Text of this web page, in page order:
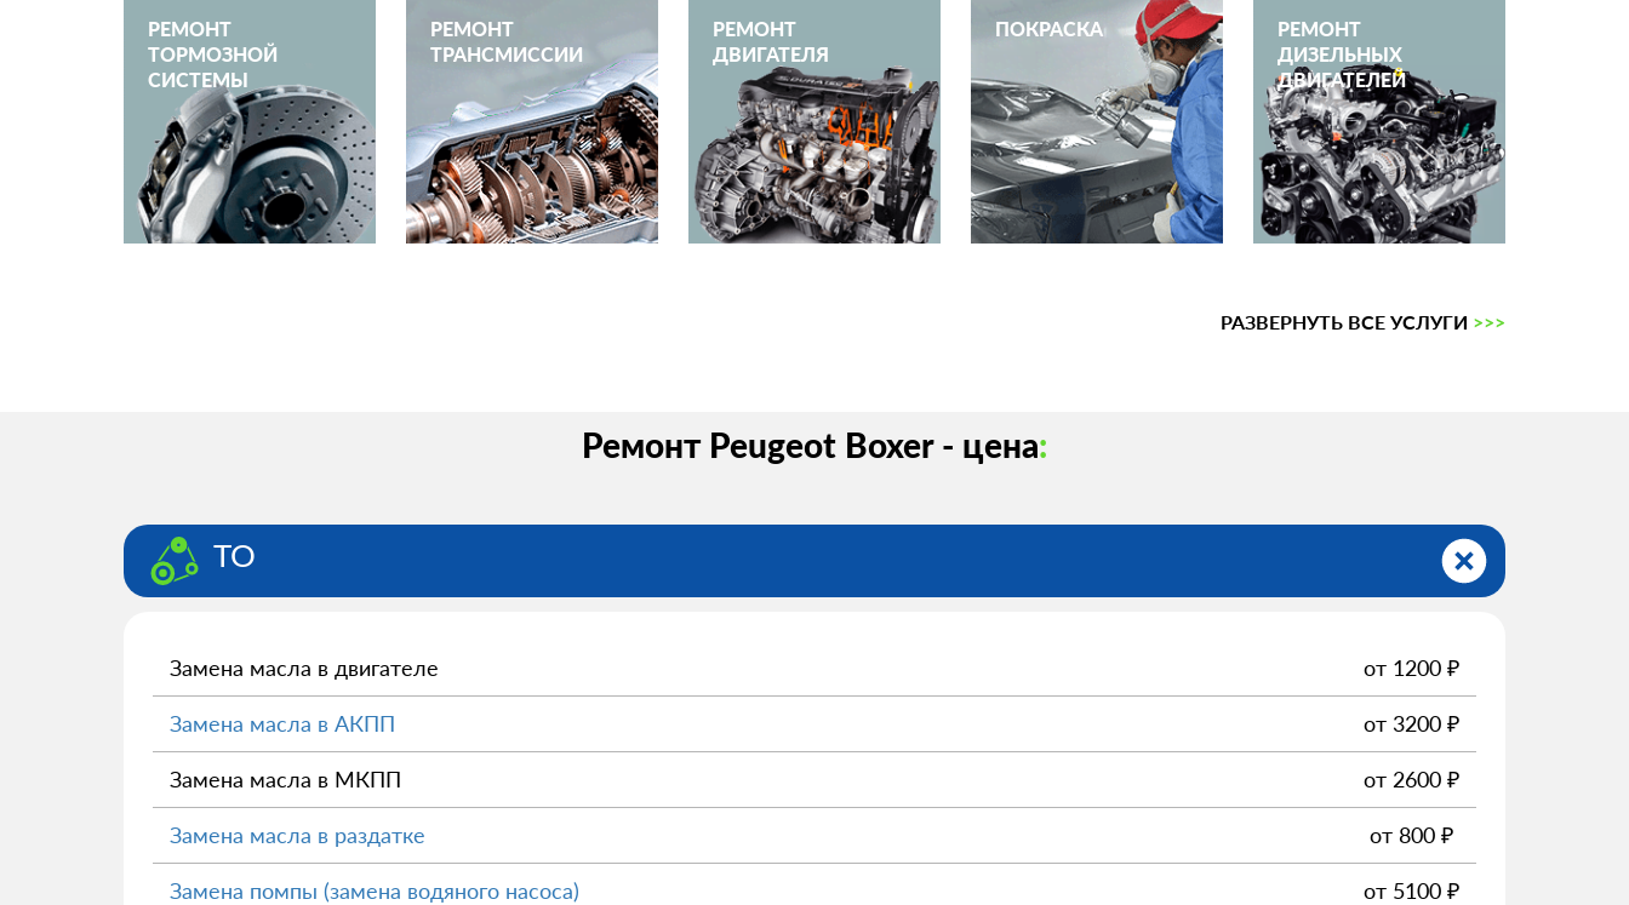
РЕМОНТ
ТОРМОЗНОЙ
СИСТЕМЫ
РЕМОНТ
ТРАНСМИССИИ
РЕМОНТ
ДВИГАТЕЛЯ
ПОКРАСКА
РЕМОНТ
ДИЗЕЛЬНЫХ
ДВИГАТЕЛЕЙ
РАЗВЕРНУТЬ ВСЕ УСЛУГИ >>>
Ремонт Peugeot Boxer - цена:
ТО
Замена масла в двигателе от 1200 ₽
Замена масла в АКПП от 3200 ₽
Замена масла в МКПП от 2600 ₽
Замена масла в раздатке от 800 ₽
Замена помпы (замена водяного насоса) от 5100 ₽